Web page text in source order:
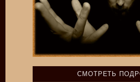
СМОТРЕТЬ